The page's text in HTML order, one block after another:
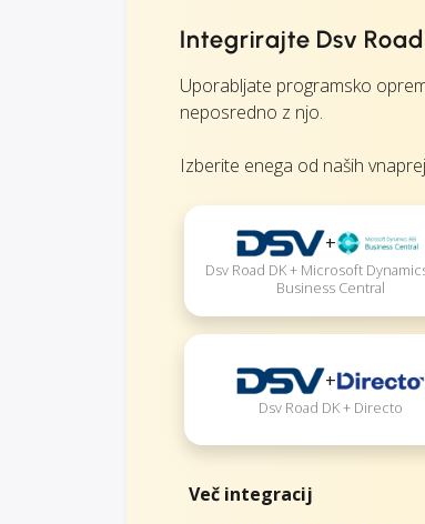
Integrirajte Dsv
Uporabljate programsko
neposredno z njo.
Izberite enega od naših
+
Dsv Road DK + Microsoft
Business Central
+
Dsv Road DK + Directo
Več integracij